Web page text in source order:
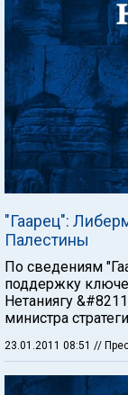
"Гаарец":
Палестины
По сведениям
поддержку
Нетаниягу
министра
23.01.2011 08:51 //